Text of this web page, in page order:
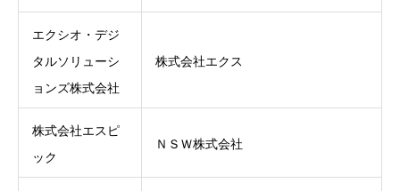
エクシオ・デジ
タルソリューシ
ョンズ株式会社
株式会社エクス
株式会社エスピ
ック
ＮＳＷ株式会社